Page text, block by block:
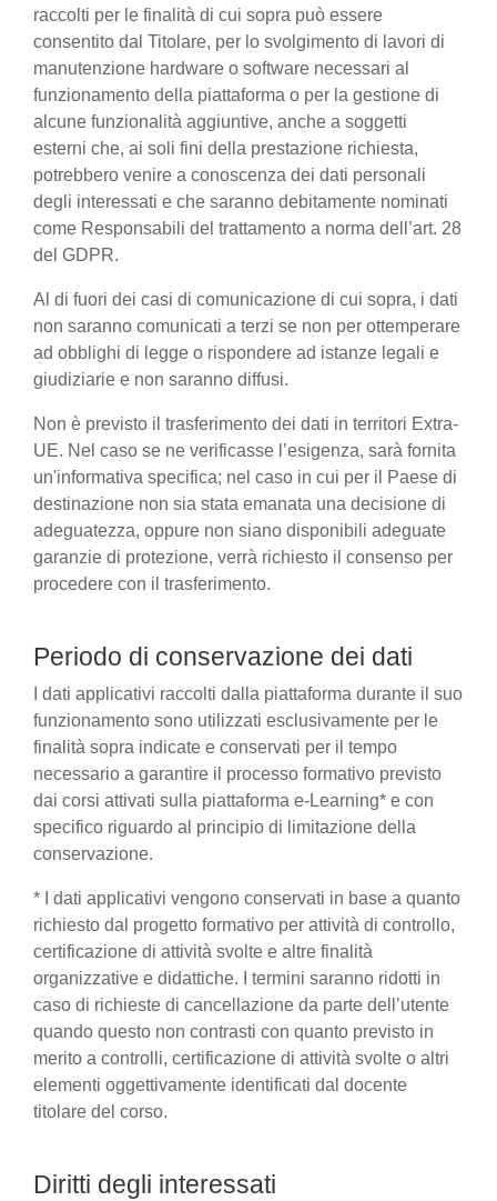
raccolti per le finalità di cui sopra può essere
consentito dal Titolare, per lo svolgimento di lavori di
manutenzione hardware o software necessari al
funzionamento della piattaforma o per la gestione di
alcune funzionalità aggiuntive, anche a soggetti
esterni che, ai soli fini della prestazione richiesta,
potrebbero venire a conoscenza dei dati personali
degli interessati e che saranno debitamente nominati
come Responsabili del trattamento a norma dell’art. 28
del GDPR.
Al di fuori dei casi di comunicazione di cui sopra, i dati
non saranno comunicati a terzi se non per ottemperare
ad obblighi di legge o rispondere ad istanze legali e
giudiziarie e non saranno diffusi.
Non è previsto il trasferimento dei dati in territori Extra-
UE. Nel caso se ne verificasse l’esigenza, sarà fornita
un'informativa specifica; nel caso in cui per il Paese di
destinazione non sia stata emanata una decisione di
adeguatezza, oppure non siano disponibili adeguate
garanzie di protezione, verrà richiesto il consenso per
procedere con il trasferimento.
Periodo di conservazione dei dati
I dati applicativi raccolti dalla piattaforma durante il suo
funzionamento sono utilizzati esclusivamente per le
finalità sopra indicate e conservati per il tempo
necessario a garantire il processo formativo previsto
dai corsi attivati sulla piattaforma e-Learning* e con
specifico riguardo al principio di limitazione della
conservazione.
* I dati applicativi vengono conservati in base a quanto
richiesto dal progetto formativo per attività di controllo,
certificazione di attività svolte e altre finalità
organizzative e didattiche. I termini saranno ridotti in
caso di richieste di cancellazione da parte dell’utente
quando questo non contrasti con quanto previsto in
merito a controlli, certificazione di attività svolte o altri
elementi oggettivamente identificati dal docente
titolare del corso.
Diritti degli interessati